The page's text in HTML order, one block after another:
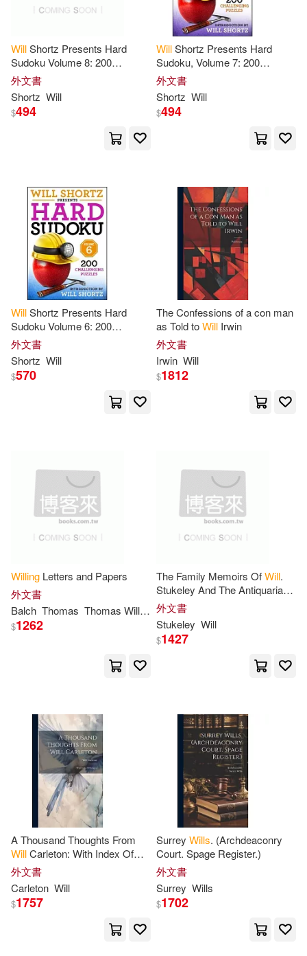
Jenkins(39)
Nathan(39) Newprint(39)
Bowen(38)
Ellis(38)
Ross(38)
Studios(38)
Wiek(38)
Alison(37) Burns(37)
Ferguson(37)
Judith(37)
Riley(37) Watson(37)
Will C.(37) Willes(37)
Donald(36)
Katherine(36) Kennedy(36)
Martha(36)
Pamela(36)
Sharon(36) Douglas(35)
Gregory(35) Helen(35)
Jeanette(35)
Heinemann/Raintree(10)
Houghton Mifflin(10)
Intl Specialized Book Service Inc(1
Palgrave Macmillan(10)
Perseus Distribution Services(10)
Psi(10)
Renouf Pub Co Ltd(10)
Univ of Chicago Pr(10)
Warner Books Inc(10)
天下雜誌(10)
環球 Blue Note(10)
Books That Will Enhance Your Life
(9)
Caramel Tree Readers(9)
Client Distribution Services(9)
Emarcy(9)
Parkwest Pubns(9)
Penguin Group UK(9)
Quercus(9) Tor Books(9)
Trafford on Demand Pub(9)
WillShortz Presents Hard
Sudoku Volume 8: 200
Challenging Puzzles
外文書
Shortz Will
$494
WillShortz Presents Hard
Sudoku, Volume 7: 200
Challenging Puzzles
外文書
Shortz Will
$494
WillShortz Presents Hard
Sudoku Volume 6: 200
Challenging Puzzles
外文書
Shortz Will
$570
The Confessions of a con man
as Told toWill Irwin
外文書
Irwin Will
$1812
Willing Letters and Papers
外文書
Balch Thomas Thomas Willing Willing
$1262
The Family Memoirs OfWill.
Stukeley And The Antiquarian
And Other Correspondance Of
Will. Stukeley ... [et Al
外文書
Stukeley Will
$1427
A Thousand Thoughts From
WillCarleton: With Index Of
Subjects
外文書
Carleton Will
$1757
Surrey Wills. (Archdeaconry
Court. Spage Register.)
外文書
Surrey Wills
$1702